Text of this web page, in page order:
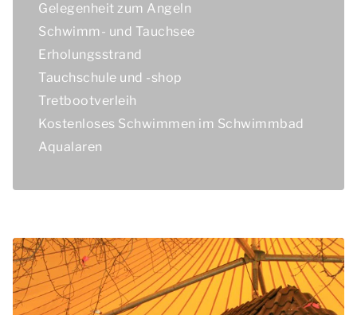
Gelegenheit zum Angeln
Schwimm- und Tauchsee
Erholungsstrand
Tauchschule und -shop
Tretbootverleih
Kostenloses Schwimmen im Schwimmbad
Aqualaren